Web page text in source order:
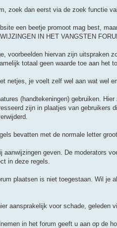
zoek dan eerst via de zoek functie
een beetje promoot mag best,
IN HET VANGSTEN
voorbeelden hiervan zijn uitspraken
totaal geen waarde toe aan het
netjes, je voelt zelf wel aan wat wel
(handtekeningen) gebruiken.
zijn in plaatjes van gebruikers
bevatten met de normale letter
aanwijzingen geven. De moderators
in deze regels.
plaatsen is niet toegestaan. Wil je
aansprakelijk voor schade, geleden
in het forum geeft u aan op de